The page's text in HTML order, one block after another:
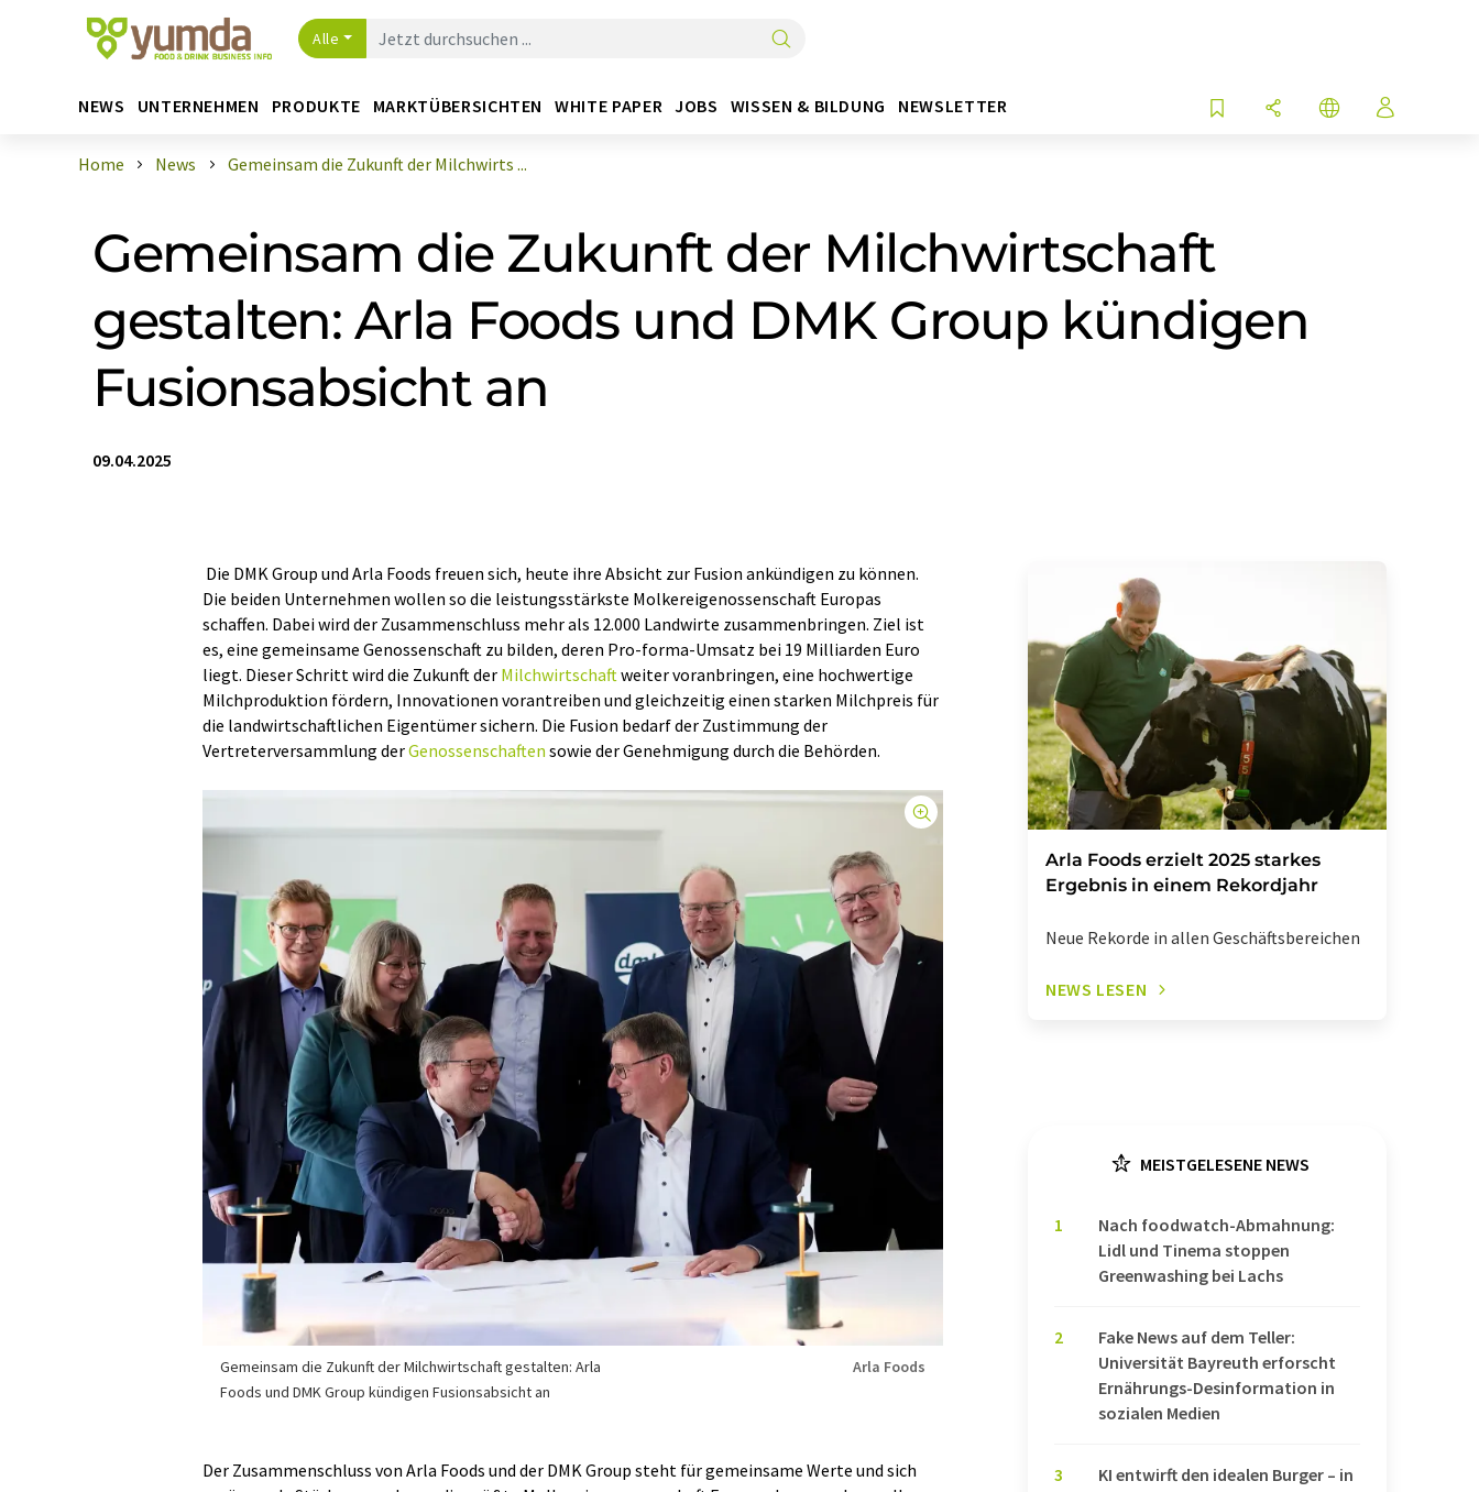
Alle
NEWS UNTERNEHMEN PRODUKTE MARKTÜBERSICHTEN WHITE PAPER JOBS WISSEN & BILDUNG NEWSLETTER
Home News Gemeinsam die Zukunft der Milchwirts ...
Gemeinsam die Zukunft der Milchwirtschaft
gestalten: Arla Foods und DMK Group kündigen
Fusionsabsicht an
09.04.2025
Die DMK Group und Arla Foods freuen sich, heute ihre Absicht zur Fusion ankündigen zu können.
Die beiden Unternehmen wollen so die leistungsstärkste Molkereigenossenschaft Europas
schaffen. Dabei wird der Zusammenschluss mehr als 12.000 Landwirte zusammenbringen. Ziel ist
es, eine gemeinsame Genossenschaft zu bilden, deren Pro-forma-Umsatz bei 19 Milliarden Euro
liegt. Dieser Schritt wird die Zukunft der Milchwirtschaftweiter voranbringen, eine hochwertige
Milchproduktion fördern, Innovationen vorantreiben und gleichzeitig einen starken Milchpreis für
die landwirtschaftlichen Eigentümer sichern. Die Fusion bedarf der Zustimmung der
Vertreterversammlung derGenossenschaften sowie der Genehmigung durch die Behörden.
Gemeinsam die Zukunft der Milchwirtschaft gestalten: Arla
Foods und DMK Group kündigen Fusionsabsicht an
Arla Foods
Der Zusammenschluss von Arla Foods und der DMK Group steht für gemeinsame Werte und sich
Arla Foods erzielt 2025 starkes
Ergebnis in einem Rekordjahr
Neue Rekorde in allen Geschäftsbereichen
NEWS LESEN
MEISTGELESENE NEWS
1
Nach foodwatch-Abmahnung:
Lidl und Tinema stoppen
Greenwashing bei Lachs
2
Fake News auf dem Teller:
Universität Bayreuth erforscht
Ernährungs-Desinformation in
sozialen Medien
3
KI entwirft den idealen Burger – in